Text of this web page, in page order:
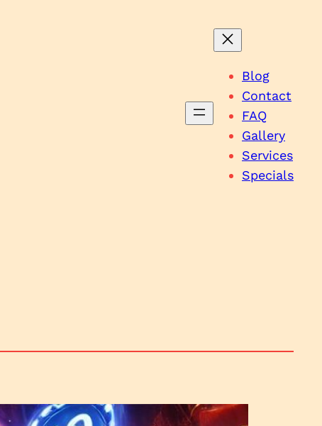
Blog
Contact
FAQ
Gallery
Services
Specials